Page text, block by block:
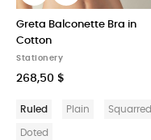
Greta Balconette Bra in
Cotton
Stationery
268,50 $
Ruled Plain Squarred
Doted